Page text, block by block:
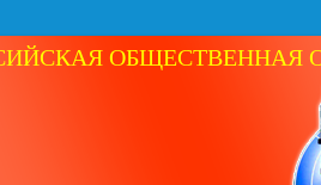
ОБЩЕСТВЕННАЯ